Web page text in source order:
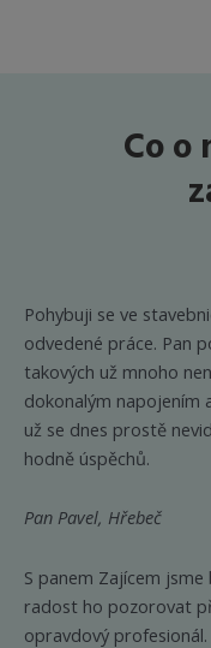
Co o
Pohybuji se ve
odvedené práce. Pan
takových už mnoho
dokonalým napojením
už se dnes prostě
hodně úspěchů.
Pan Pavel, Hřebeč
S panem Zajícem jsme
radost ho pozorovat
opravdový profesionál.